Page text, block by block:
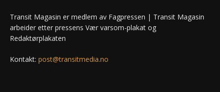
Transit Magasin er medlem av Fagpressen | Transit Magasin
arbeider etter pressens Vær varsom-plakat og
Redaktørplakaten
Kontakt: post@transitmedia.no